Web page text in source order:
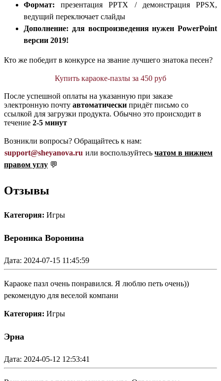
Формат:презентация PPTX / демонстрация PPSX,
ведущий переключает слайды
Дополнение: для воспроизведения нужен PowerPoint
версии 2019!
Кто же победит в конкурсе на звание лучшего знатока песен?
Купить караоке-пазлы за 450 руб
После успешной оплаты на указанную при заказе
электронную почту автоматически придёт письмо со
ссылкой для загрузки продукта. Обычно это происходит в
течение 2-5 минут
Возникли вопросы? Обращайтесь к нам:
support@sheyanova.ru или воспользуйтесь чатом в нижнем
правом углу 💬
Отзывы
Категория: Игры
Вероника Воронина
Дата: 2024-07-15 11:45:59
Караоке пазл очень понравился. Я люблю петь очень))
рекомендую для веселой компани
Категория: Игры
Эрна
Дата: 2024-05-12 12:53:41